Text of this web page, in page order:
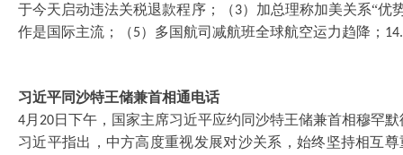
于今天启动违法关税退款程序；（3）加总理称加美关系“优
作是国际主流；（5）多国航司减航班全球航空运力趋降； 14.
习近平同沙特王储兼首相通电话
4月 20日下午，国家主席习近平应约同沙特王储兼首相穆罕
习近平指出，中方高度重视发展对沙关系，始终坚持相互